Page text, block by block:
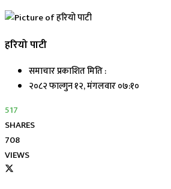
हरियो पाटी
समाचार प्रकाशित मिति :
२०८२ फाल्गुन १२, मंगलवार ०७:१०
517
SHARES
708
VIEWS